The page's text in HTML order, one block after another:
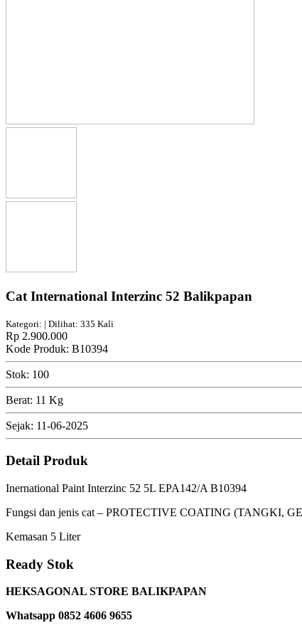
Cat International Interzinc 52 Balikpapan
Kategori: | Dilihat: 335 Kali
Rp 2.900.000
Kode Produk: B10394
Stok: 100
Berat: 11 Kg
Sejak: 11-06-2025
Detail Produk
Inernational Paint Interzinc 52 5L EPA142/A B10394
Fungsi dan jenis cat – PROTECTIVE COATING (TANGKI,
Kemasan 5 Liter
Ready Stok
HEKSAGONAL STORE BALIKPAPAN
Whatsapp 0852 4606 9655